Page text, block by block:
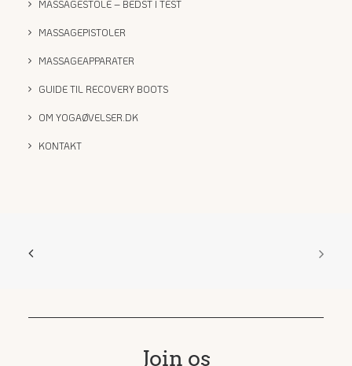
MASSAGESTOLE – BEDST I TEST
MASSAGEPISTOLER
MASSAGEAPPARATER
GUIDE TIL RECOVERY BOOTS
OM YOGAØVELSER.DK
KONTAKT
Join os